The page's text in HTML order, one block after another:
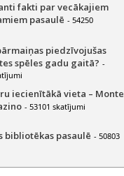
fakti par vecākajiem
pasaulē - 54250
piedzīvojušas
spēles gadu gaitā? -
iecienītākā vieta – Monte
- 53101 skatījumi
bibliotēkas pasaulē - 50803